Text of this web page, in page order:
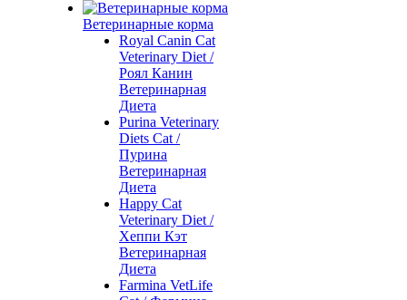
Ветеринарные корма
Royal Canin Cat
Veterinary Diet /
Роял Канин
Ветеринарная
Диета
Purina Veterinary
Diets Cat /
Пурина
Ветеринарная
Диета
Happy Cat
Veterinary Diet /
Хеппи Кэт
Ветеринарная
Диета
Farmina VetLife